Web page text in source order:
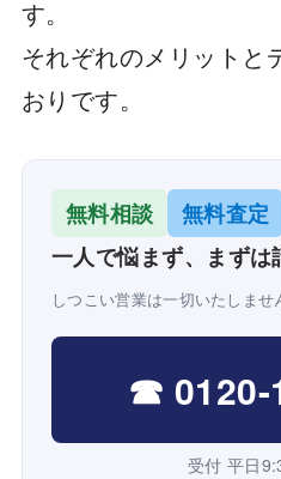
す。
それぞれのメリットと
おりです。
無料相談
無料査定
一人で悩まず、まず
しつこい営業は一切いたしませ
☎ 0120-
受付 平日